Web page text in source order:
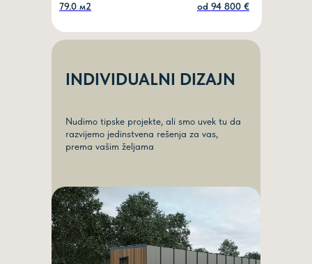
79.0 м2 od 94 800 €
INDIVIDUALNI DIZAJN
Nudimo tipske projekte, ali smo uvek tu da
razvijemo jedinstvena rešenja za vas,
prema vašim željama
Vaš telefon
PRODAJATARK@GMAIL.COM